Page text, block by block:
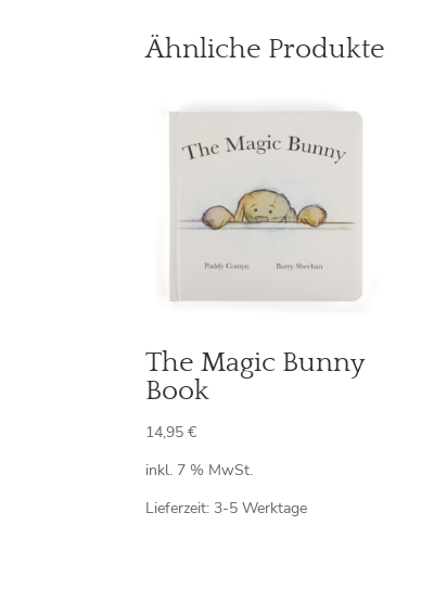
Ähnliche Produkte
The Magic Bunny
Book
14,95€
inkl. 7 % MwSt.
Lieferzeit: 3-5 Werktage